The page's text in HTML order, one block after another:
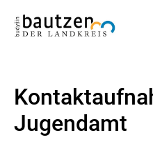
Jugendamt